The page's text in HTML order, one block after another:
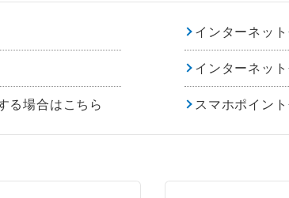
インターネッ
インターネッ
る場合はこちら スマホポイン